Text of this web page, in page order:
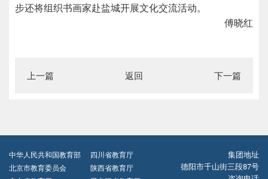
步还将组织书画家赴盐城开展文化交流活动。
傅晓红
上一篇 返回 下一篇
中华人民共和国教育部
四川省教育厅
北京市教育委员会
陕西省教育厅
集团地址
德阳市千山街三段87号